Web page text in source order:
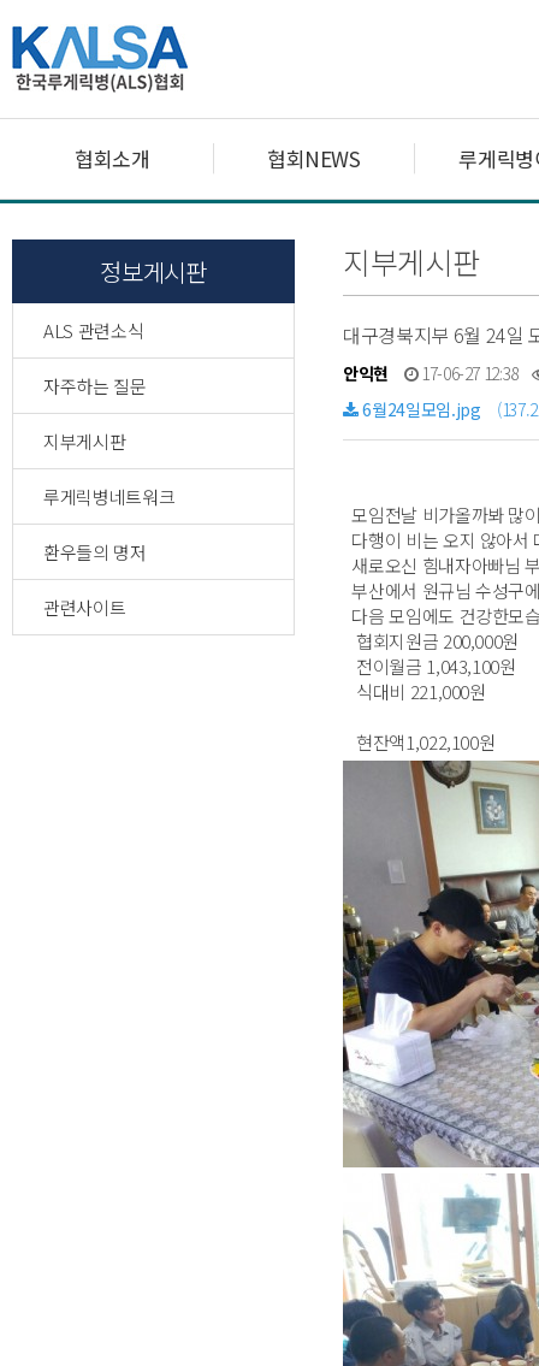
협회소개 협회NEWS 루게릭
정보게시판
ALS 관련소식
자주하는 질문
지부게시판
루게릭병네트워크
환우들의 명저
관련사이트
지부게시판
대구경북지부 6월 24일
안익현
17-06-27 12:38
6월24일모임.jpg
모임전날 비가올까봐 많
다행이 비는 오지 않아서
새로오신 힘내자아빠님
부산에서 원규님 수성구
다음 모임에도 건강한모
협회지원금 200,000원
전이월금 1,043,100원
식대비 221,000원
현잔액1,022,100원